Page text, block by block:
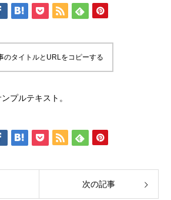
のタイトルとURLをコピーする
プルテキスト。
次の記事